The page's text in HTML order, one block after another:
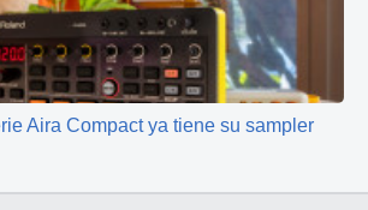
Aira Compact ya tiene su sampler